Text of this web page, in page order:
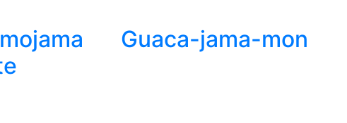
Guaca-jama-mon